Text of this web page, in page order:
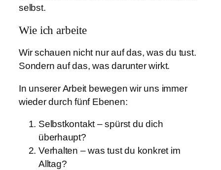
selbst.
Wie ich arbeite
Wir schauen nicht nur auf das, was du tust.
Sondern auf das, was darunter wirkt.
In unserer Arbeit bewegen wir uns immer
wieder durch fünf Ebenen:
Selbstkontakt – spürst du dich
überhaupt?
Verhalten – was tust du konkret im
Alltag?